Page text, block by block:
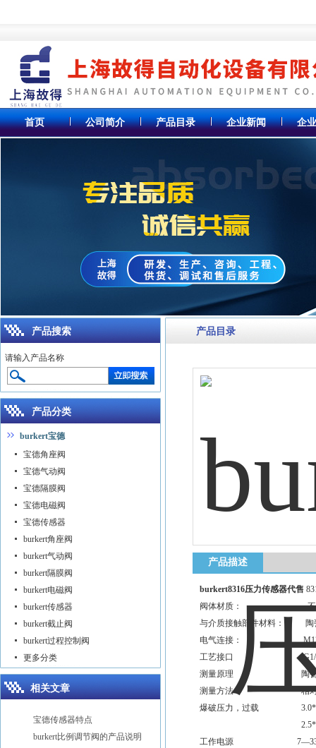
首页 公司简介 产品目录 企业新闻 企
产品目录
产品描述
burkert8316压力传感器代售
阀体材质： 不
与介质接触部件材料： 陶
电气连接：
工艺接口 G1/4
测量原理 陶瓷
测量方法 相对压
爆破压力，过载
2.5*full scale
工作电源 7—33
产品搜索
请输入产品名称
产品分类
burkert宝德
宝德角座阀
宝德气动阀
宝德隔膜阀
宝德电磁阀
宝德传感器
burkert角座阀
burkert气动阀
burkert隔膜阀
burkert电磁阀
burkert传感器
burkert截止阀
burkert过程控制阀
更多分类
相关文章
宝德传感器特点
burkert比例调节阀的产品说明